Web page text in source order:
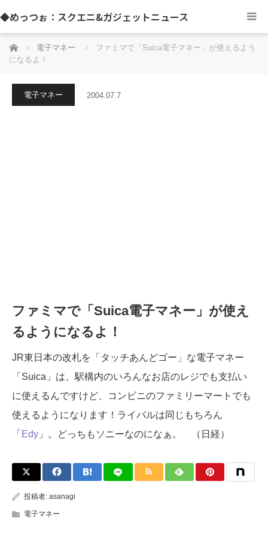
◆めっつぉ：スクエニ&ガジェットニュース
ホーム 電子マネー
ファミマで「Suica電子マネー」が使えるよう
になるよ！
電子マネー 2004.07.7
ファミマで「Suica電子マネー」が使え
るようになるよ！
JR東日本の改札を「タッチあんどゴー」な電子マネー
「Suica」は、駅構内のいろんなお店のレジでも支払い
に使えるんですけど、コンビニのファミリーマートでも
使えるようになります！ライバルは同じもちろん
「 Edy 」。どっちもソニーなのになぁ。 （日経）
投稿者: asanagi
電子マネー